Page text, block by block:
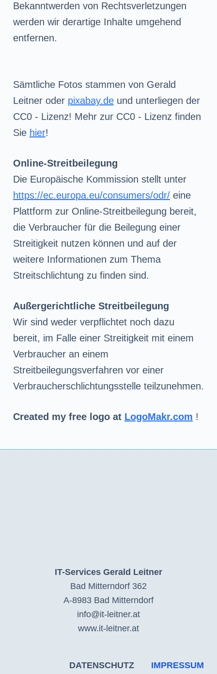
Bekanntwerden von Rechtsverletzungen
werden wir derartige Inhalte umgehend
entfernen.
Sämtliche Fotos stammen von Gerald
Leitner oder pixabay.deund unterliegen der
CC0 - Lizenz! Mehr zur CC0 - Lizenz finden
Sie hier!
Online-Streitbeilegung
Die Europäische Kommission stellt unter
https://ec.europa.eu/consumers/odr/eine
Plattform zur Online-Streitbeilegung bereit,
die Verbraucher für die Beilegung einer
Streitigkeit nutzen können und auf der
weitere Informationen zum Thema
Streitschlichtung zu finden sind.
Außergerichtliche Streitbeilegung
Wir sind weder verpflichtet noch dazu
bereit, im Falle einer Streitigkeit mit einem
Verbraucher an einem
Streitbeilegungsverfahren vor einer
Verbraucherschlichtungsstelle teilzunehmen.
Created my free logo at LogoMakr.com !
IT-Services Gerald Leitner
Bad Mitterndorf 362
A-8983 Bad Mitterndorf
info@it-leitner.at
www.it-leitner.at
DATENSCHUTZ IMPRESSUM